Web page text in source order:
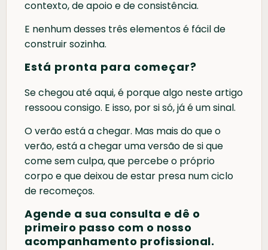
contexto, de apoio e de consistência.
E nenhum desses três elementos é fácil de
construir sozinha.
Está pronta para começar?
Se chegou até aqui, é porque algo neste artigo
ressoou consigo. E isso, por si só, já é um sinal.
O verão está a chegar. Mas mais do que o
verão, está a chegar uma versão de si que
come sem culpa, que percebe o próprio
corpo e que deixou de estar presa num ciclo
de recomeços.
Agende a sua consulta e dê o
primeiro passo com o nosso
acompanhamento profissional.